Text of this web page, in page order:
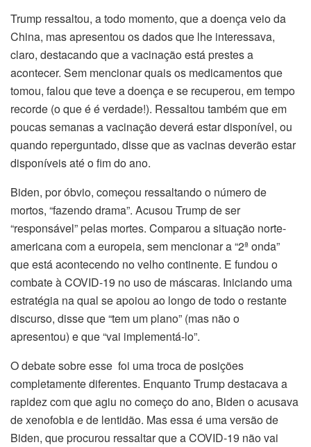
Trump ressaltou, a todo momento, que a doença veio da
China, mas apresentou os dados que lhe interessava,
claro, destacando que a vacinação está prestes a
acontecer. Sem mencionar quais os medicamentos que
tomou, falou que teve a doença e se recuperou, em tempo
recorde (o que é é verdade!). Ressaltou também que em
poucas semanas a vacinação deverá estar disponível, ou
quando reperguntado, disse que as vacinas deverão estar
disponíveis até o fim do ano.
Biden, por óbvio, começou ressaltando o número de
mortos, “fazendo drama”. Acusou Trump de ser
“responsável” pelas mortes. Comparou a situação norte-
americana com a europeia, sem mencionar a “2ª onda”
que está acontecendo no velho continente. E fundou o
combate à COVID-19 no uso de máscaras. Iniciando uma
estratégia na qual se apoiou ao longo de todo o restante
discurso, disse que “tem um plano” (mas não o
apresentou) e que “vai implementá-lo”.
O debate sobre esse foi uma troca de posições
completamente diferentes. Enquanto Trump destacava a
rapidez com que agiu no começo do ano, Biden o acusava
de xenofobia e de lentidão. Mas essa é uma versão de
Biden, que procurou ressaltar que a COVID-19 não vai